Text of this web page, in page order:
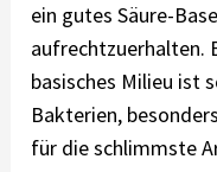
ein gutes Säure-
aufrechtzuerhalten.
basisches Milieu ist
Bakterien, besonders
für die schlimmste